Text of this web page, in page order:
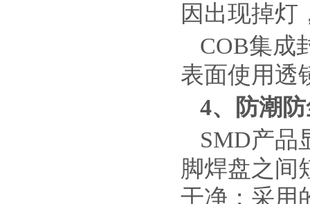
因出现掉灯
COB集成
表面使用透
4、防潮
SMD产品
脚焊盘之间
干净；采用